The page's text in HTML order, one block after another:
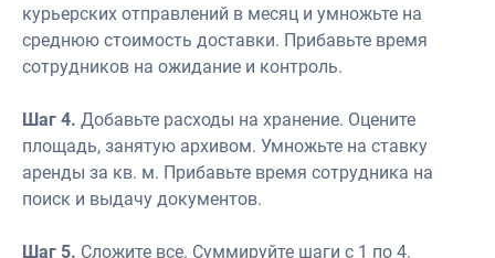
курьерских отправлений в месяц и умножьте на
среднюю стоимость доставки. Прибавьте время
сотрудников на ожидание и контроль.
Шаг 4. Добавьте расходы на хранение. Оцените
площадь, занятую архивом. Умножьте на ставку
аренды за кв. м. Прибавьте время сотрудника на
поиск и выдачу документов.
Шаг 5. Сложите все. Суммируйте шаги с 1 по 4.